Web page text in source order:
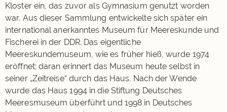
Kloster ein, das zuvor als Gymnasium genutzt worden
war. Aus dieser Sammlung entwickelte sich später ein
international anerkanntes Museum für Meereskunde und
Fischerei in der DDR. Das eigentliche
Meereskundemuseum, wie es früher hieß, wurde 1974
eröffnet; daran erinnert das Museum heute selbst in
seiner „Zeitreise“ durch das Haus. Nach der Wende
wurde das Haus 1994 in die Stiftung Deutsches
Meeresmuseum überführt und 1998 in Deutsches